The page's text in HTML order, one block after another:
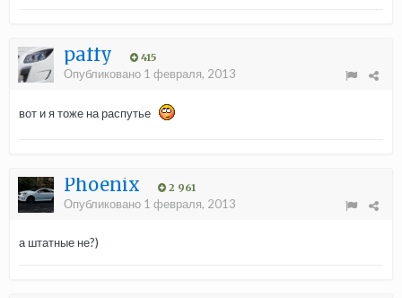
paffy 415
Опубликовано 1 февраля, 2013
вот и я тоже на распутье
Phoenix 2 961
Опубликовано 1 февраля, 2013
а штатные не?)